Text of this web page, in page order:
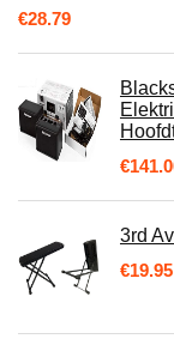
€28.79
€
3rd
€19.95